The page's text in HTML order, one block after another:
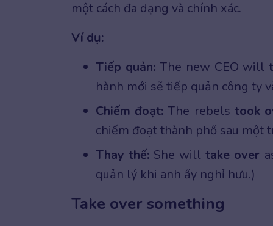
một cách đa dạng và chính xác.
Ví dụ:
Tiếp quản:The new CEO will
hành mới sẽ tiếp quản công ty
Chiếm đoạt: The rebels took
chiếm đoạt thành phố sau một
Thay thế: She willtake over
quản lý khi anh ấy nghỉ hưu.)
Take over something